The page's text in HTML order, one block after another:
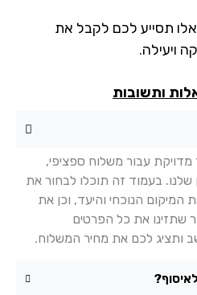
לכם לקבל את
עבור משלוח ספציפי,
בעמוד זה תוכלו לבחור את
הנוכחי והיעד, וכן את
את כל הפרטים
לכם את מחיר המשלוח.